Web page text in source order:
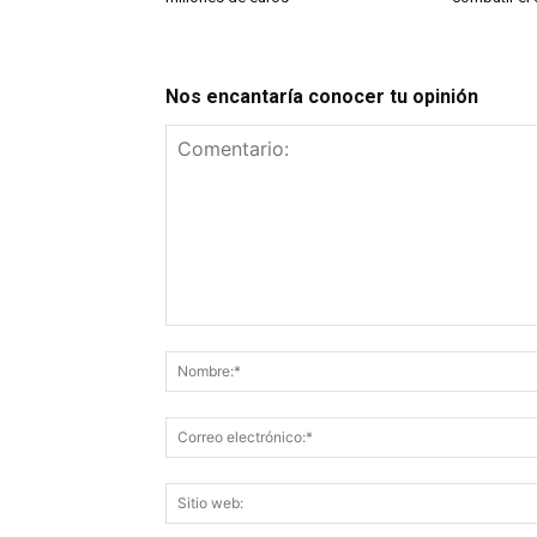
Nos encantaría conocer tu opinión